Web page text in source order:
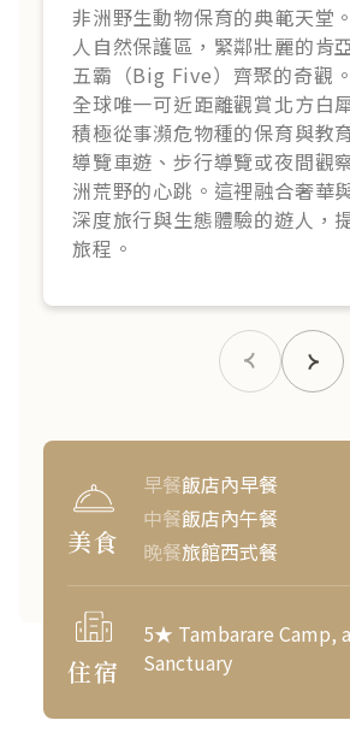
非洲野生動物保育的典範天堂
人自然保護區，緊鄰壯麗的肯
五霸（Big Five）齊聚的奇觀
全球唯一可近距離觀賞北方白
積極從事瀕危物種的保育與教
導覽車遊、步行導覽或夜間觀
洲荒野的心跳。這裡融合奢華
深度旅行與生態體驗的遊人，
旅程。
美食
早餐飯店內早餐
中餐飯店內午餐
晚餐旅館西式餐
住宿
5★ Tambarare Camp,
Sanctuary